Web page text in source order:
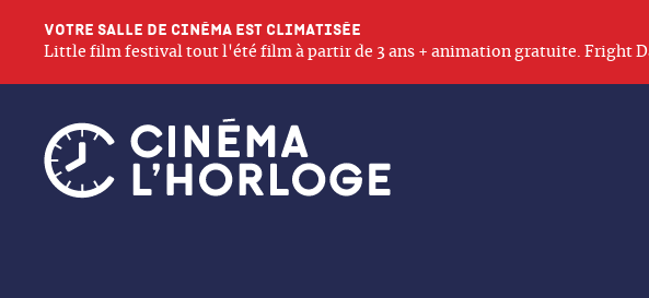
Votre salle de cinéma est climatisée
Little film festival tout l'été film à partir de 3 ans + animation gratuite. Fright